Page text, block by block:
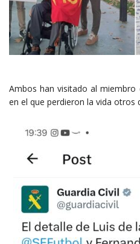
Ambos han visitado al miembro
en el que perdieron la vida otros